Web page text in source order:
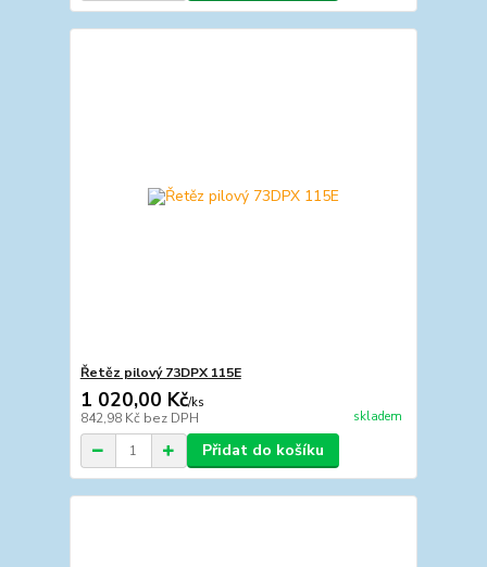
Řetěz pilový 73DPX 115E
1 020,00 Kč/ks
842,98 Kč bez DPH skladem
Přidat do košíku